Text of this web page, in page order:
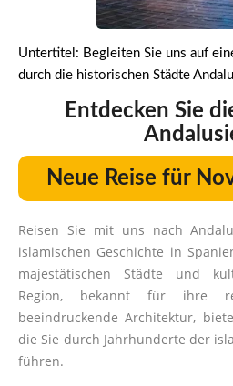
Untertitel: Begleiten Sie uns auf
durch die historischen Städte
Entdecken Sie
Neue Reise für
Reisen Sie mit uns nach
islamischen Geschichte in
majestätischen Städte und
Region, bekannt für ihre
beeindruckende Architektur,
die Sie durch Jahrhunderte der
führen.